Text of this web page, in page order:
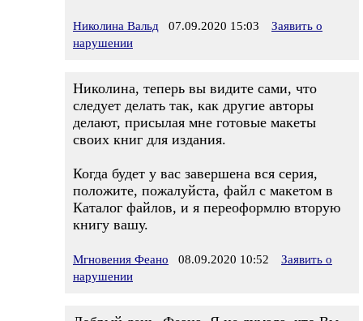
Николина Вальд 07.09.2020 15:03
Заявить о
нарушении
Николина, теперь вы видите сами, что
следует делать так, как другие авторы
делают, присылая мне готовые макеты
своих книг для издания.
Когда будет у вас завершена вся серия,
положите, пожалуйста, файл с макетом в
Каталог файлов, и я переоформлю вторую
книгу вашу.
Мгновения Феано 08.09.2020 10:52
Заявить о
нарушении